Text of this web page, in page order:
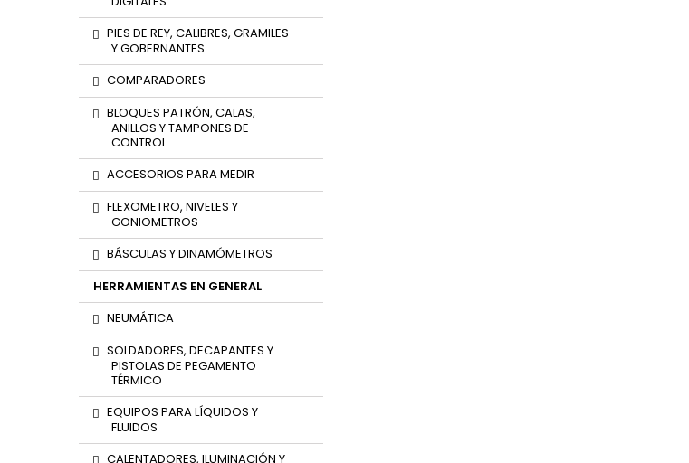
PIES DE REY, CALIBRES, GRAMILES
Y GOBERNANTES
COMPARADORES
BLOQUES PATRÓN, CALAS,
ANILLOS Y TAMPONES DE
CONTROL
ACCESORIOS PARA MEDIR
FLEXOMETRO, NIVELES Y
GONIOMETROS
BÁSCULAS Y DINAMÓMETROS
HERRAMIENTAS EN GENERAL
NEUMÁTICA
SOLDADORES, DECAPANTES Y
PISTOLAS DE PEGAMENTO
TÉRMICO
EQUIPOS PARA LÍQUIDOS Y
FLUIDOS
CALENTADORES, ILUMINACIÓN Y